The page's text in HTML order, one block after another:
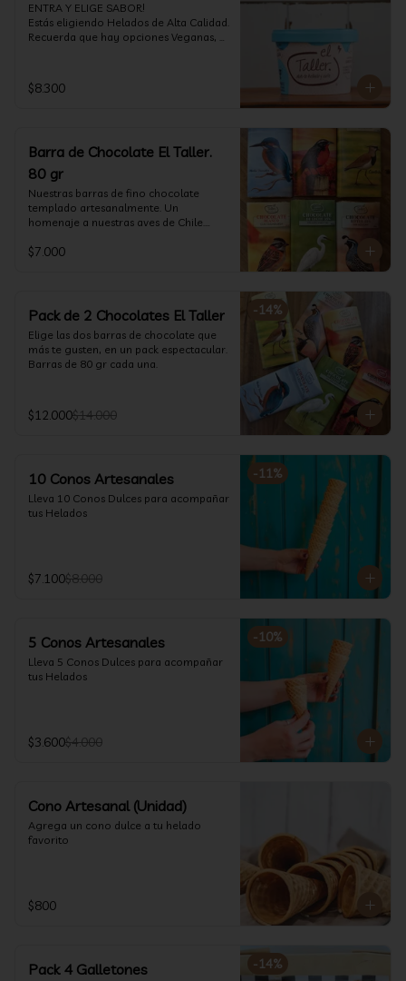
ENTRA Y ELIGE SABOR!
Estás eligiendo Helados de Alta Calidad.
Recuerda que hay opciones Veganas,
$8.300
Barra de Chocolate El Taller.
80 gr
Nuestras barras de fino chocolate
templado artesanalmente. Un
homenaje a nuestras aves de Chile.
$7.000
-14%
Pack de 2 Chocolates El Taller
Elige las dos barras de chocolate que
más te gusten, en un pack espectacular.
Barras de 80 gr cada una.
$12.000$14.000
-11%
10 Conos Artesanales
Lleva 10 Conos Dulces para acompañar
tus Helados
$7.100$8.000
-10%
5 Conos Artesanales
Lleva 5 Conos Dulces para acompañar
tus Helados
$3.600$4.000
Cono Artesanal (Unidad)
Agrega un cono dulce a tu helado
favorito
$800
-14%
Pack 4 Galletones